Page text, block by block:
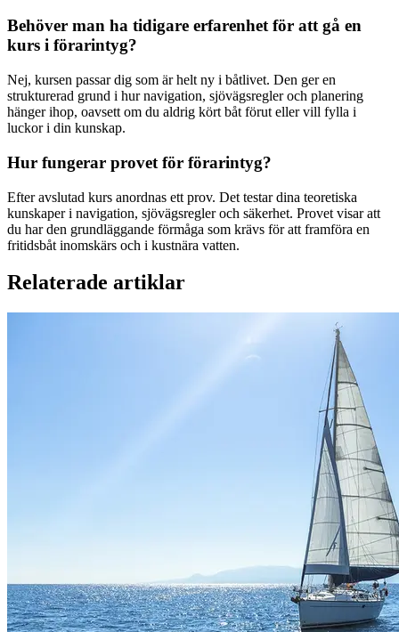
Behöver man ha tidigare erfarenhet för att gå en
kurs i förarintyg?
Nej, kursen passar dig som är helt ny i båtlivet. Den ger en
strukturerad grund i hur navigation, sjövägsregler och planering
hänger ihop, oavsett om du aldrig kört båt förut eller vill fylla i
luckor i din kunskap.
Hur fungerar provet för förarintyg?
Efter avslutad kurs anordnas ett prov. Det testar dina teoretiska
kunskaper i navigation, sjövägsregler och säkerhet. Provet visar att
du har den grundläggande förmåga som krävs för att framföra en
fritidsbåt inomskärs och i kustnära vatten.
Relaterade artiklar